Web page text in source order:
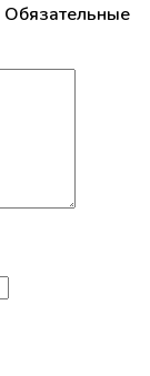
Обязательные